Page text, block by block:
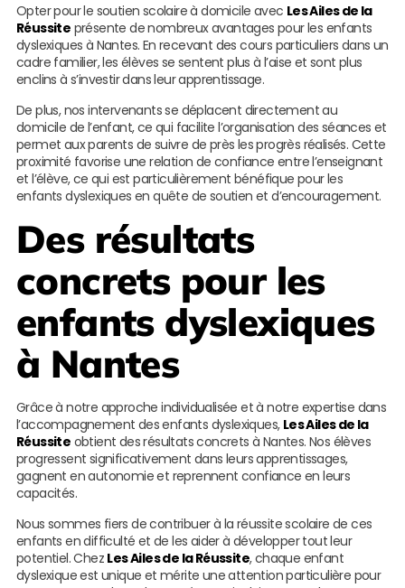
Opter pour le soutien scolaire à domicile avec Les Ailes de la
Réussite présente de nombreux avantages pour les enfants
dyslexiques à Nantes. En recevant des cours particuliers dans un
cadre familier, les élèves se sentent plus à l’aise et sont plus
enclins à s’investir dans leur apprentissage.
De plus, nos intervenants se déplacent directement au
domicile de l’enfant, ce qui facilite l’organisation des séances et
permet aux parents de suivre de près les progrès réalisés. Cette
proximité favorise une relation de confiance entre l’enseignant
et l’élève, ce qui est particulièrement bénéfique pour les
enfants dyslexiques en quête de soutien et d’encouragement.
Des résultats
concrets pour les
enfants dyslexiques
à Nantes
Grâce à notre approche individualisée et à notre expertise dans
l’accompagnement des enfants dyslexiques, Les Ailes de la
Réussite obtient des résultats concrets à Nantes. Nos élèves
progressent significativement dans leurs apprentissages,
gagnent en autonomie et reprennent confiance en leurs
capacités.
Nous sommes fiers de contribuer à la réussite scolaire de ces
enfants en difficulté et de les aider à développer tout leur
potentiel. Chez Les Ailes de la Réussite, chaque enfant
dyslexique est unique et mérite une attention particulière pour